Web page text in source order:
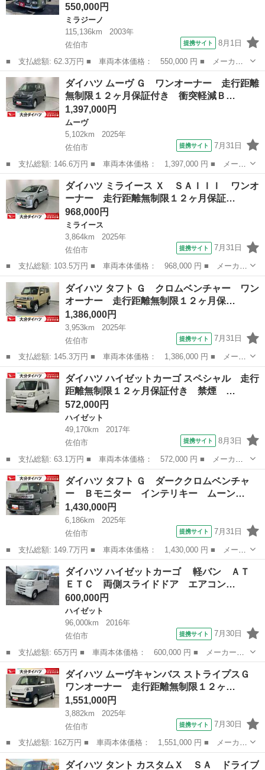
550,000円
ミラジーノ
115,136km
2003年
佐伯市
提携サイト 8月1日
■ 支払総額: 62.3万円 ■ 車両本体価格： 550,000 円 ■ メーカー
名： ダイハツ ■ 車種名： ミラジーノ ■ グレード名： ミニラ
イトスペシャル レザー パナソニックナビＣＮ－ＲＥ０７Ｄ Ｃ
Ｄ ＤＶＤ Ｓ...
大分 佐伯市 ミラジーノ
ダイハツ ムーヴ Ｇ ワンオーナー 走行距離
無制限１２ヶ月保証付き 衝突軽減Ｂ…
1,397,000円
ムーヴ
5,102km
2025年
佐伯市
提携サイト 7月31日
■ 支払総額: 146.6万円 ■ 車両本体価格： 1,397,000 円 ■ メーカ
ー名： ダイハツ ■ 車種名： ムーヴ ■ グレード名： Ｇ ワン
オーナー 走行距離無制限１２ヶ月保証付き 衝突軽減Ｂ ＬＥＤヘ
ッドライ...
大分 佐伯市 ムーヴ
ダイハツ ミライース Ｘ ＳＡＩＩＩ ワンオ
ーナー 走行距離無制限１２ヶ月保証…
968,000円
ミライース
3,864km
2025年
佐伯市
提携サイト 7月31日
■ 支払総額: 103.5万円 ■ 車両本体価格： 968,000 円 ■ メーカー
名： ダイハツ ■ 車種名： ミライース ■ グレード名： Ｘ Ｓ
ＡＩＩＩ ワンオーナー 走行距離無制限１２ヶ月保証付き 衝突軽
減ブレーキ...
大分 佐伯市 ミライース
ダイハツ タフト Ｇ クロムベンチャー ワン
オーナー 走行距離無制限１２ヶ月保…
1,386,000円
3,953km
2025年
佐伯市
提携サイト 7月31日
■ 支払総額: 145.3万円 ■ 車両本体価格： 1,386,000 円 ■ メーカ
ー名： ダイハツ ■ 車種名： タフト ■ グレード名： Ｇ クロ
ムベンチャー ワンオーナー 走行距離無制限１２ヶ月保証付き ア
イドリン...
大分 佐伯市 ダイハツ
ダイハツ ハイゼットカーゴ スペシャル 走行
距離無制限１２ヶ月保証付き 禁煙 …
572,000円
ハイゼット
49,170km
2017年
佐伯市
提携サイト 8月3日
■ 支払総額: 63.1万円 ■ 車両本体価格： 572,000 円 ■ メーカー
名： ダイハツ ■ 車種名： ハイゼットカーゴ ■ グレード名：
スペシャル 走行距離無制限１２ヶ月保証付き 禁煙 ＳＲＳ メン
テナンスノー...
大分 佐伯市 ハイゼット
ダイハツ タフト Ｇ ダーククロムベンチャ
ー Ｂモニター インテリキー ムーン…
1,430,000円
6,186km
2025年
佐伯市
提携サイト 7月31日
■ 支払総額: 149.7万円 ■ 車両本体価格： 1,430,000 円 ■ メーカ
ー名： ダイハツ ■ 車種名： タフト ■ グレード名： Ｇ ダー
ククロムベンチャー Ｂモニター インテリキー ムーンルーフ Ｕ
ＳＢ 電...
大分 佐伯市 ダイハツ
ダイハツ ハイゼットカーゴ 軽バン ＡＴ
ＥＴＣ 両側スライドドア エアコン…
600,000円
ハイゼット
96,000km
2016年
佐伯市
提携サイト 7月30日
■ 支払総額: 65万円 ■ 車両本体価格： 600,000 円 ■ メーカー
名： ダイハツ ■ 車種名： ハイゼットカーゴ ■ グレード
名： 軽バン ＡＴ ＥＴＣ 両側スライドドア エアコン 運転
席エアバッグ 助手席エ...
大分 佐伯市 ハイゼット
ダイハツ ムーヴキャンバス ストライプスＧ
ワンオーナー 走行距離無制限１２ヶ…
1,551,000円
3,882km
2025年
佐伯市
提携サイト 7月30日
■ 支払総額: 162万円 ■ 車両本体価格： 1,551,000 円 ■ メーカー
名： ダイハツ ■ 車種名： ムーヴキャンバス ■ グレード名：
ストライプスＧ ワンオーナー 走行距離無制限１２ヶ月保証付き
大分 佐伯市 ダイハツ
ダイハツ タント カスタムＸ ＳＡ ドライブ